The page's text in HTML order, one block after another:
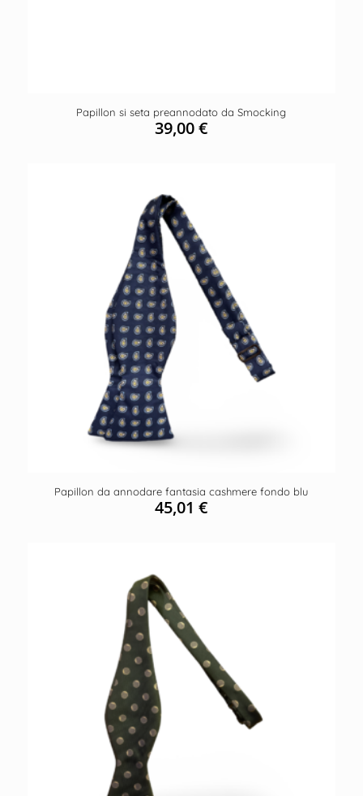
Papillon si seta preannodato da Smocking
39,00€
Papillon da annodare fantasia cashmere fondo blu
45,01€